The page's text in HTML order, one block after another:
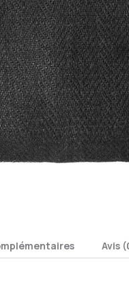
Avis